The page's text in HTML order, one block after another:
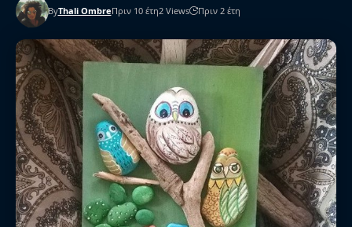
ByThali OmbreΠριν 10 έτη2 Views Πριν 2 έτη